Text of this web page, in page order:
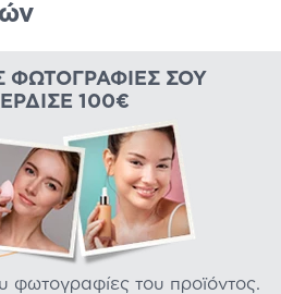
ΦΩΤΟΓΡΑΦΊΕΣ ΣΟΥ
100€
φωτογραφίες του προϊόντος.